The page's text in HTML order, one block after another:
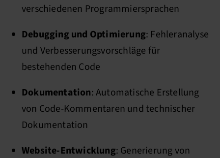
verschiedenen Programmiersprachen
Debugging und Optimierung: Fehleranalyse
und Verbesserungsvorschläge für
bestehenden Code
Dokumentation: Automatische Erstellung
von Code-Kommentaren und technischer
Dokumentation
Website-Entwicklung: Generierung von